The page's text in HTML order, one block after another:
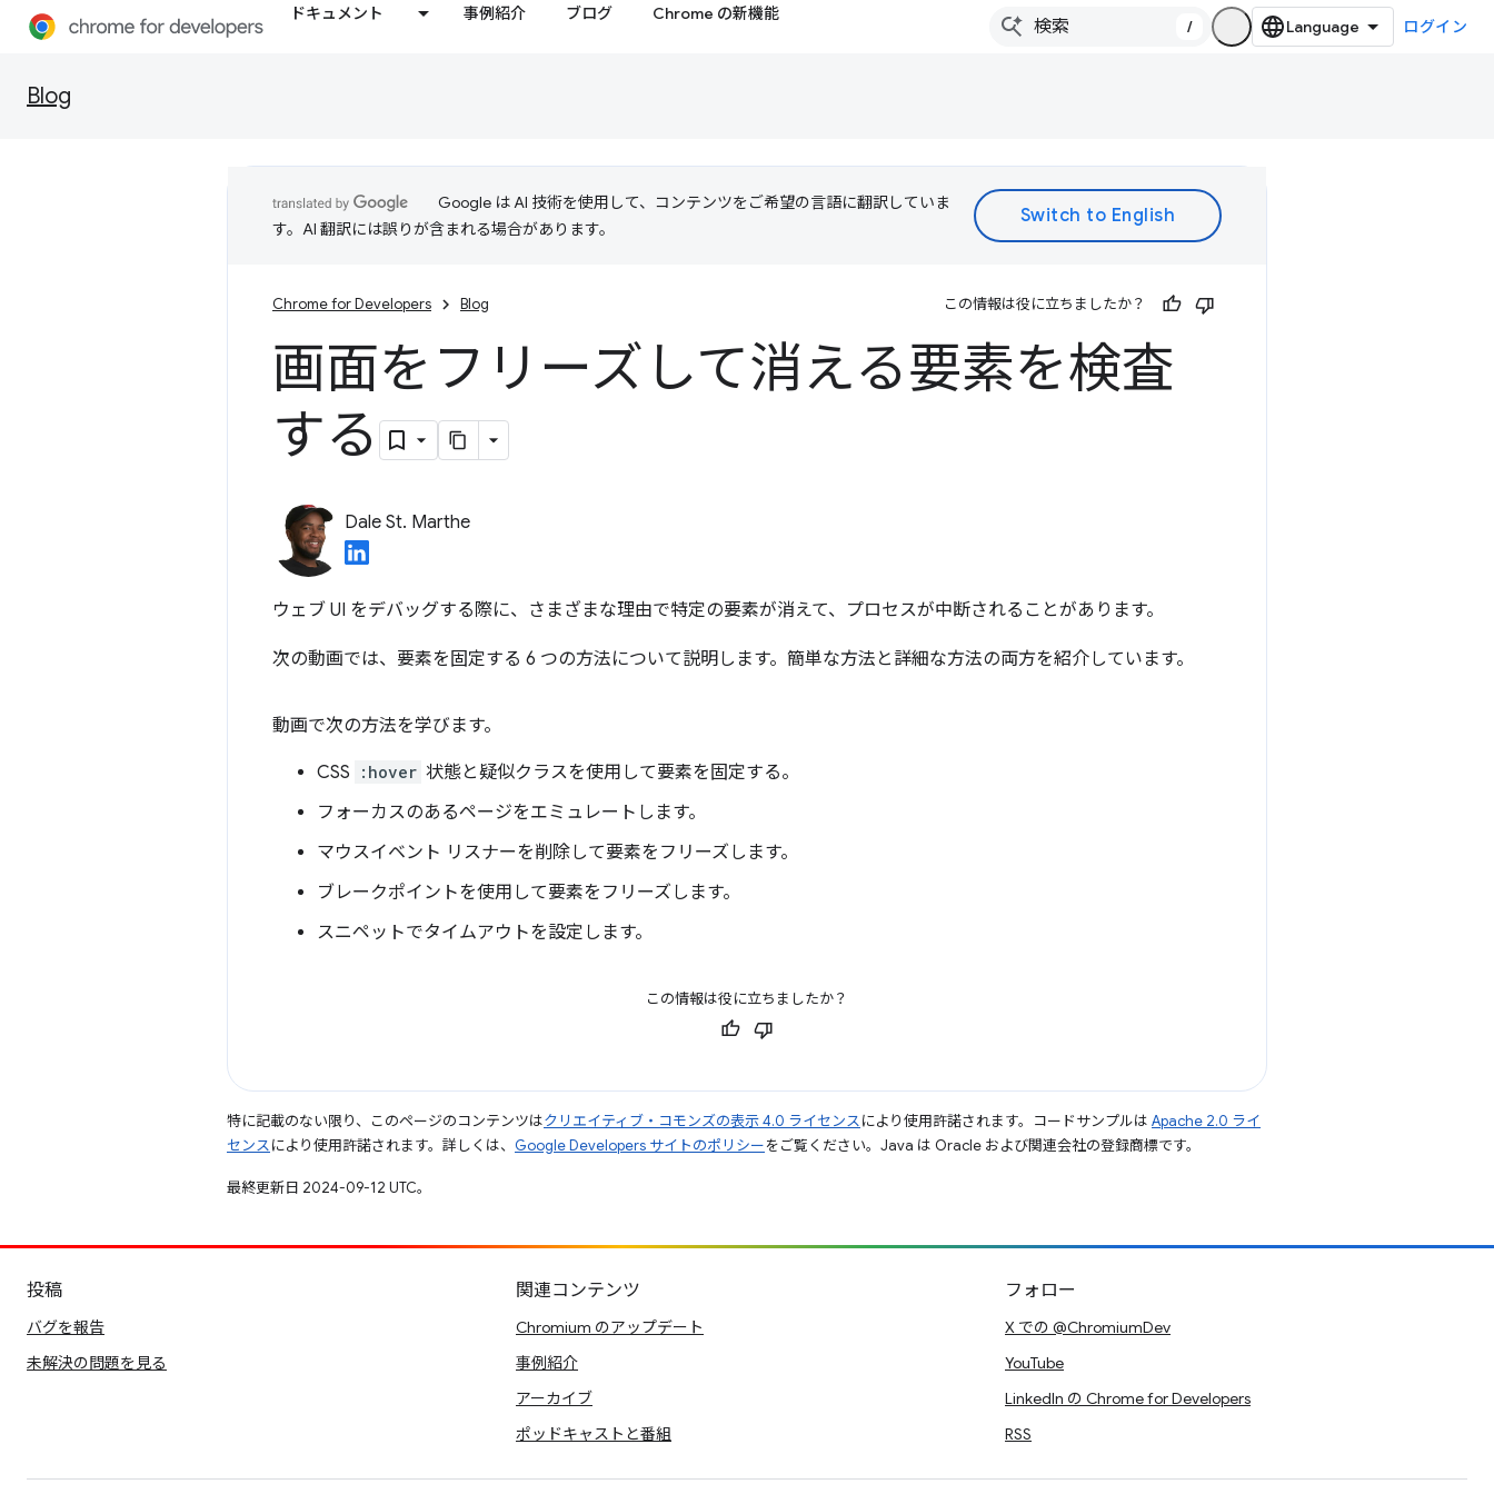
ドキュメント 事例紹介 ブログ Chrome の新機能
/ ログイン
Blog
Google は AI 技術を使用して、コンテンツをご希望の言語に翻訳していま
す。AI 翻訳には誤りが含まれる場合があります。
Chrome for Developers Blog この情報は役に立ちましたか？
画面をフリーズして消える要素を検査
する
Dale St. Marthe
ウェブ UI をデバッグする際に、さまざまな理由で特定の要素が消えて、プロセスが中断されることがあります。
次の動画では、要素を固定する 6 つの方法について説明します。簡単な方法と詳細な方法の両方を紹介しています。
動画で次の方法を学びます。
CSS :hover 状態と疑似クラスを使用して要素を固定する。
フォーカスのあるページをエミュレートします。
マウスイベント リスナーを削除して要素をフリーズします。
ブレークポイントを使用して要素をフリーズします。
スニペットでタイムアウトを設定します。
この情報は役に立ちましたか？
特に記載のない限り、このページのコンテンツはクリエイティブ・コモンズの表示 4.0 ライセンスにより使用許諾されます。コードサンプルは Apache 2.0 ライ
センスにより使用許諾されます。詳しくは、 Google Developers サイトのポリシーをご覧ください。Java は Oracle および関連会社の登録商標です。
最終更新日 2024-09-12 UTC。
投稿
バグを報告
未解決の問題を見る
関連コンテンツ
Chromium のアップデート
事例紹介
アーカイブ
ポッドキャストと番組
フォロー
X での @ChromiumDev
YouTube
LinkedIn の Chrome for Developers
RSS